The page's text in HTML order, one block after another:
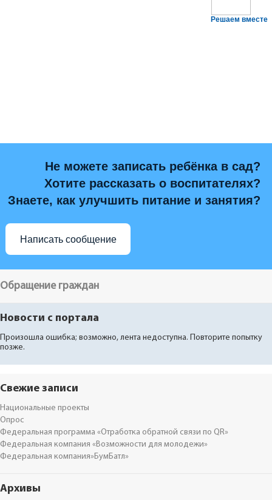
Решаем вместе
Не можете записать ребёнка в сад?
Хотите рассказать о воспитателях?
Знаете, как улучшить питание и занятия?
Написать сообщение
Обращение граждан
Новости с портала
Произошла ошибка; возможно, лента недоступна. Повторите попытку
позже.
Свежие записи
Национальные проекты
Опрос
Федеральная программа «Отработка обратной связи по QR»
Федеральная компания «Возможности для молодежи»
Федеральная компания»БумБатл»
Архивы